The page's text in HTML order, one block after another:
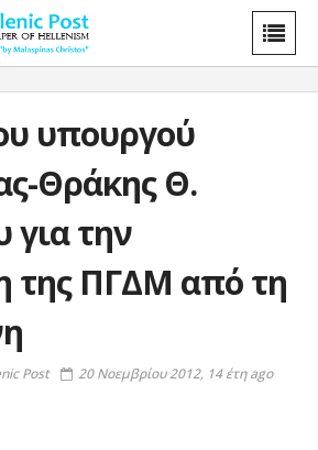
υπουργού
Θράκης Θ.
για την
της ΠΓΔΜ από τη
Post
20 Νοεμβρίου 2012, 14 έτη ago